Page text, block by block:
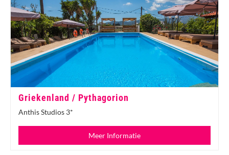
Griekenland / Pythagorion
Anthis Studios 3*
Meer Informatie